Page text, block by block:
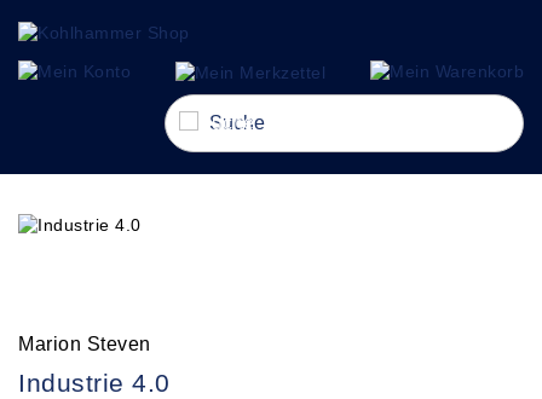
springen
springen
Marion Steven
Industrie 4.0